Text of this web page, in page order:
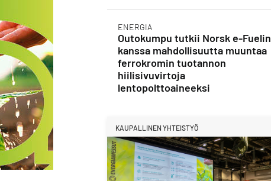
ENERGIA
Outokumpu tutkii Norsk e-Fuelin
kanssa mahdollisuutta muuntaa
ferrokromin tuotannon
hiilisivuvirtoja
lentopolttoaineeksi
KAUPALLINEN YHTEISTYÖ